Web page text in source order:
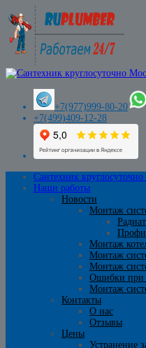
+7(977)999-80-20
+7(499)409-12-28
Сантехник
Наши работы
Новости
Монтаж
Монтаж
Монтаж
Монтаж
Ошибки при
Монтаж
Контакты
О нас
Отзывы
Цены
Устранение